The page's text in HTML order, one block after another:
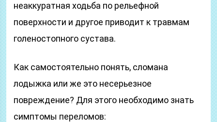
неаккуратная ходьба по рельефной
поверхности и другое приводит к травмам
голеностопного сустава.
Как самостоятельно понять, сломана
лодыжка или же это несерьезное
повреждение? Для этого необходимо знать
симптомы переломов: